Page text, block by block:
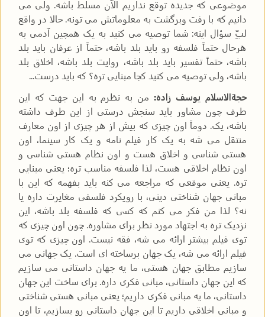
موضوعی که جدیده توقع نداریم الآن مسلط باشه. ولی می
دانیم که با رفت وبرگشت به معلوماتش می تونه. حالا در واقع
لبِّ سؤال اینه: شما توصیه می کنید به یک همچین آدمی به
هرحال حتماً فلسفه رو باید بلد باشه، حتماً از عرفان باید بلد
باشه، حتماً تفسیر باید بلد باشه، روایت بلد باشه، اخلاق بلد
باشه، ولی توصیه می کنید کجا مبنایی تره؟ که باید درست...
حجةالاسلام یوسف زاده: من به نظرم به این جهت که این
طرف چون مشاور باید سنجش درستی از این طرف داشته
باشه، یک. دوماً اون چیزی که بیش از هر چیزی از اون معارف
منتقل می شه به یک کار فیلم نامه و یک کار سینما، اون
هستی شناسی و اخلاق هست و اون نظام هستی شناسی و
اون نظام اخلاقی هست، لذا فلسفه مناسب تره؛ یعنی مبنایی
تره. یعنی موقعی که مراجعه می کنه باید بفهمه که این با
مبانی جهان شناختی دینی، با رویکرد فلسفی مغایرت داره یا
نه؟ لذا من فکر می کنم که کسی که فلسفه بلد باشه، این
نزدیک تره به اجتهاد مورد نظر برای مشاوره. چون اون چیزی که
توی فیلم بیشتر ارائه می شه، فقه نیست. اون چیزی که توی
فیلم ارائه می شه، یک جهان برساخته ای است. یک جهانی می
سازیم مطابق جهان هستی، ما یه جهان داستانی می سازیم
که این جهان داستانی، مبانی فکری داره. برای ساخت این جهان
داستانی، ما یه مبانی فکری داریم؛ یعنی مبانی هستی شناختی
و مبانی اخلاقی داریم تا این جهان داستانی رو بسازیم، تا اون